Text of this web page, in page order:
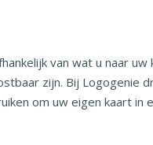
van wat u naar uw
zijn. Bij Logogenie
om uw eigen kaart in